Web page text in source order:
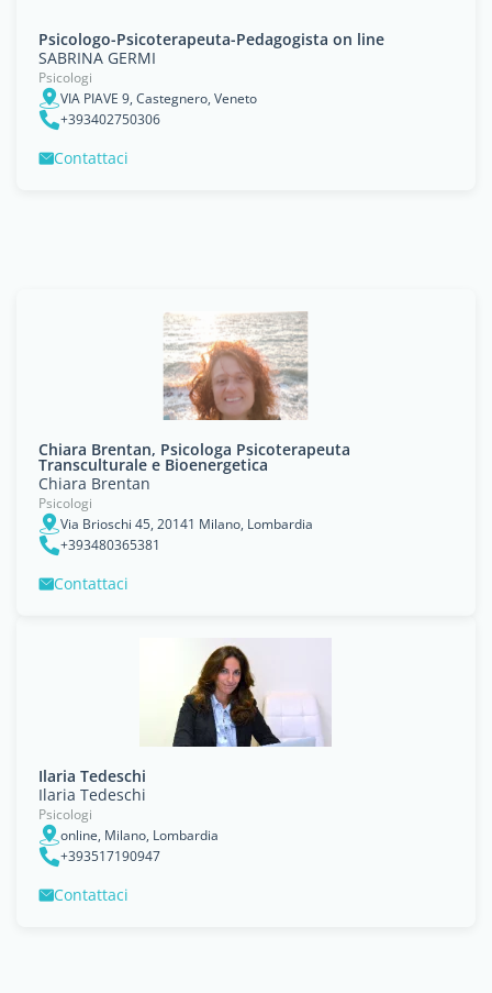
Psicologo-Psicoterapeuta-Pedagogista on line
SABRINA GERMI
Psicologi
VIA PIAVE 9, Castegnero, Veneto
+393402750306
Contattaci
Chiara Brentan, Psicologa Psicoterapeuta
Transculturale e Bioenergetica
Chiara Brentan
Psicologi
Via Brioschi 45, 20141 Milano, Lombardia
+393480365381
Contattaci
Ilaria Tedeschi
Ilaria Tedeschi
Psicologi
online, Milano, Lombardia
+393517190947
Contattaci